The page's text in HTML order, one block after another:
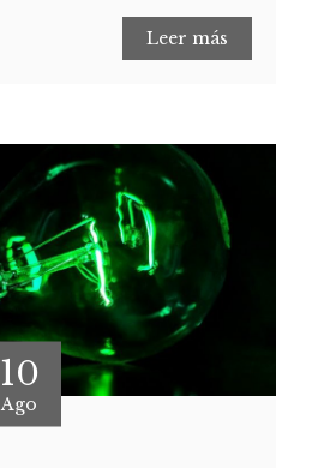
Leer más
10
Ago